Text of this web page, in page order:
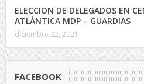
ELECCION DE DELEGADOS EN
ATLÁNTICA MDP – GUARDIAS
diciembre 22, 2021
FACEBOOK